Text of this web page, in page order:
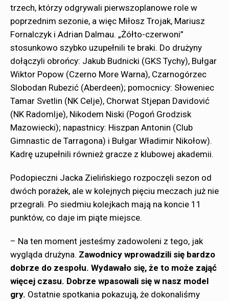
trzech, którzy odgrywali pierwszoplanowe role w
poprzednim sezonie, a więc Miłosz Trojak, Mariusz
Fornalczyk i Adrian Dalmau. „Żółto-czerwoni”
stosunkowo szybko uzupełnili te braki. Do drużyny
dołączyli obrońcy: Jakub Budnicki (GKS Tychy), Bułgar
Wiktor Popow (Czerno More Warna), Czarnogórzec
Slobodan Rubezić (Aberdeen); pomocnicy: Słoweniec
Tamar Svetlin (NK Celje), Chorwat Stjepan Davidović
(NK Radomlje), Nikodem Niski (Pogoń Grodzisk
Mazowiecki); napastnicy: Hiszpan Antonin (Club
Gimnastic de Tarragona) i Bułgar Władimir Nikołow).
Kadrę uzupełnili również gracze z klubowej akademii.
Podopieczni Jacka Zielińskiego rozpoczęli sezon od
dwóch porażek, ale w kolejnych pięciu meczach już nie
przegrali. Po siedmiu kolejkach mają na koncie 11
punktów, co daje im piąte miejsce.
– Na ten moment jesteśmy zadowoleni z tego, jak
wygląda drużyna. Zawodnicy wprowadzili się bardzo
dobrze do zespołu. Wydawało się, że to może zająć
więcej czasu. Dobrze wpasowali się w nasz model
gry. Ostatnie spotkania pokazują, że dokonaliśmy